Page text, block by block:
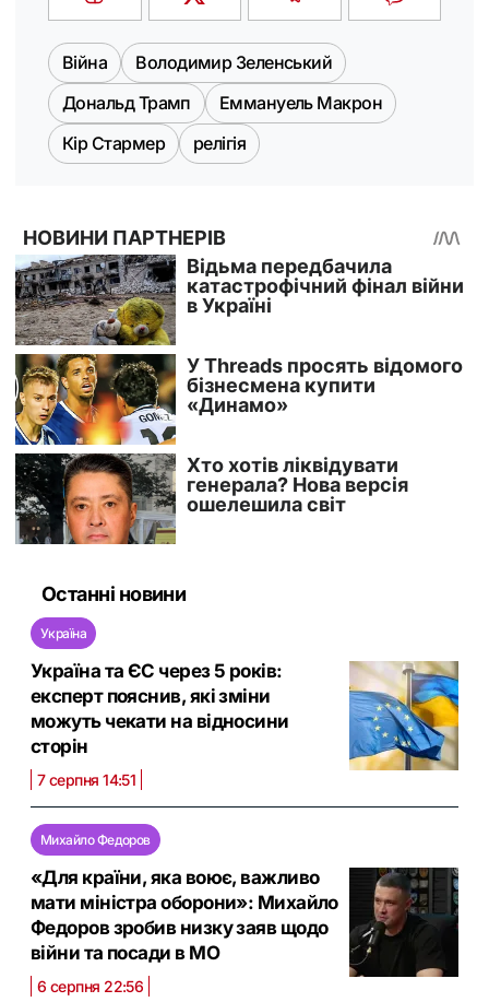
Війна
Володимир Зеленський
Дональд Трамп
Еммануель Макрон
Кір Стармер
релігія
Останні новини
Україна
Україна та ЄС через 5 років:
експерт пояснив, які зміни
можуть чекати на відносини
сторін
7 серпня 14:51
Михайло Федоров
«Для країни, яка воює, важливо
мати міністра оборони»: Михайло
Федоров зробив низку заяв щодо
війни та посади в МО
6 серпня 22:56